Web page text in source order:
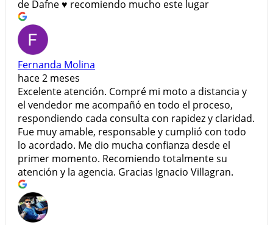
de Dafne ♥️ recomiendo mucho este lugar
Fernanda Molina
hace 2 meses
Excelente atención. Compré mi moto a distancia y
el vendedor me acompañó en todo el proceso,
respondiendo cada consulta con rapidez y claridad.
Fue muy amable, responsable y cumplió con todo
lo acordado. Me dio mucha confianza desde el
primer momento. Recomiendo totalmente su
atención y la agencia. Gracias Ignacio Villagran.